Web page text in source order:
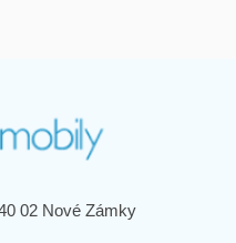
02 Nové Zámky